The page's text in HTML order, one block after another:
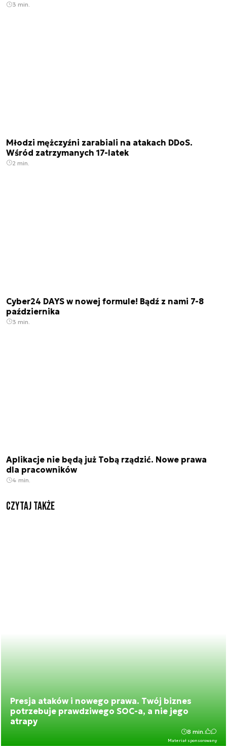
3 min.
Młodzi mężczyźni zarabiali na atakach DDoS.
Wśród zatrzymanych 17-latek
2 min.
Cyber24 DAYS w nowej formule! Bądź z nami 7-8
października
3 min.
Aplikacje nie będą już Tobą rządzić. Nowe prawa
dla pracowników
4 min.
Czytaj także
Presja ataków i nowego prawa. Twój biznes
potrzebuje prawdziwego SOC-a, a nie jego
atrapy
Materiał sponsorowany
8 min.